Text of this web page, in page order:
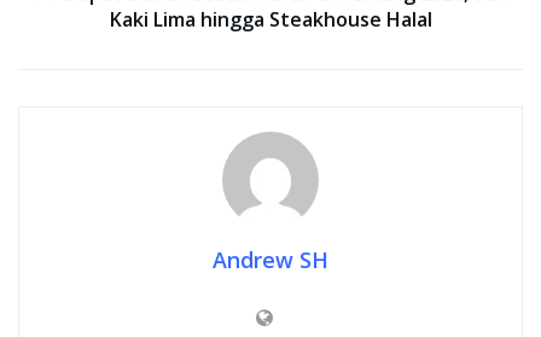
Kaki Lima hingga Steakhouse Halal
Andrew SH